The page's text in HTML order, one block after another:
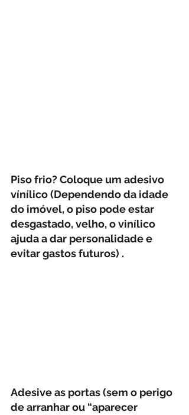
Piso frio? Coloque um adesivo
vínílico (Dependendo da idade
do imóvel, o piso pode estar
desgastado, velho, o vinílico
ajuda a dar personalidade e
evitar gastos futuros) .
Adesive as portas (sem o perigo
de arranhar ou “aparecer